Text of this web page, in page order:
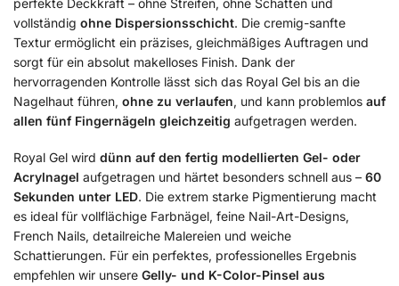
vollständig ohne Dispersionsschicht. Die cremig-sanfte
Textur ermöglicht ein präzises, gleichmäßiges Auftragen und
sorgt für ein absolut makelloses Finish. Dank der
hervorragenden Kontrolle lässt sich das Royal Gel bis an die
Nagelhaut führen, ohne zu verlaufen, und kann problemlos auf
allen fünf Fingernägeln gleichzeitig aufgetragen werden.
Royal Gel wird dünn auf den fertig modellierten Gel- oder
Acrylnagel aufgetragen und härtet besonders schnell aus – 60
Sekunden unter LED. Die extrem starke Pigmentierung macht
es ideal für vollflächige Farbnägel, feine Nail-Art-Designs,
French Nails, detailreiche Malereien und weiche
Schattierungen. Für ein perfektes, professionelles Ergebnis
empfehlen wir unsere Gelly- und K-Color-Pinsel aus